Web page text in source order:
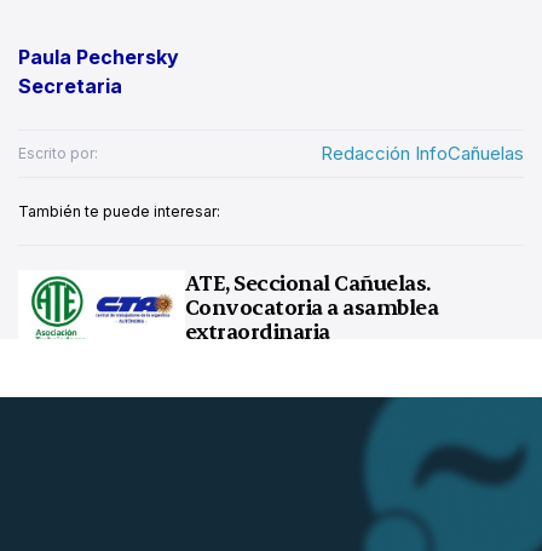
Paula Pechersky
Secretaria
Escrito por: Redacción InfoCañuelas
También te puede interesar:
ATE, Seccional Cañuelas.
Convocatoria a asamblea
extraordinaria